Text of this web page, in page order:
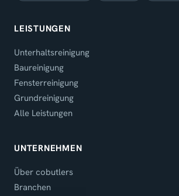
LEISTUNGEN
Unterhaltsreinigung
Baureinigung
Fensterreinigung
Grundreinigung
Alle Leistungen
UNTERNEHMEN
Über cobutlers
Branchen